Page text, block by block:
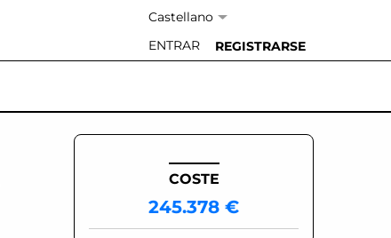
Idioma:
ENTRAR REGISTRARSE
COSTE
245.378 €